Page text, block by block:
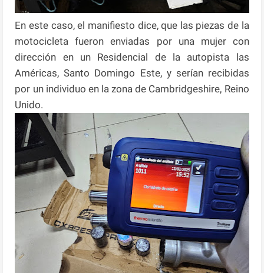
En este caso, el manifiesto dice, que las piezas de la
motocicleta fueron enviadas por una mujer con
dirección en un Residencial de la autopista las
Américas, Santo Domingo Este, y serían recibidas
por un individuo en la zona de Cambridgeshire, Reino
Unido.